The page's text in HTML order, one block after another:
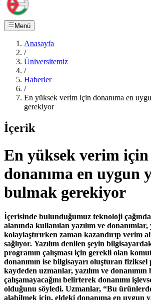
Menü
Anasayfa
/
Üniversitemiz
/
Haberler
/
En yüksek verim için donanıma en
gerekiyor
İçerik
En yüksek verim için
donanıma en uygun
bulmak gerekiyor
İçerisinde bulunduğumuz teknoloji
alanında kullanılan yazılım ve donanımlar,
kolaylaştırırken zaman kazandırıp verim
sağlıyor. Yazılım denilen şeyin
programın çalışması için gerekli olan
donanımın ise bilgisayarı oluşturan
kaydeden uzmanlar, yazılım ve
çalışamayacağını belirterek donanımı
olduğunu söyledi. Uzmanlar, “Bu
alabilmek için, eldeki donanıma en uygun